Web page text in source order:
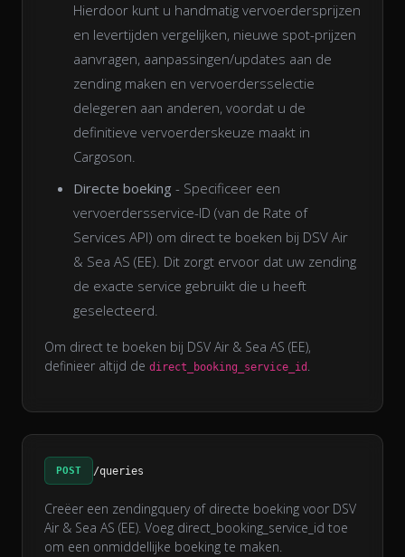
Hierdoor kunt u handmatig vervoerdersprijzen
en levertijden vergelijken, nieuwe spot-prijzen
aanvragen, aanpassingen/updates aan de
zending maken en vervoerdersselectie
delegeren aan anderen, voordat u de
definitieve vervoerderskeuze maakt in
Cargoson.
Directe boeking - Specificeer een
vervoerdersservice-ID (van de Rate of
Services API) om direct te boeken bij DSV Air
& Sea AS (EE). Dit zorgt ervoor dat uw zending
de exacte service gebruikt die u heeft
geselecteerd.
Om direct te boeken bij DSV Air & Sea AS (EE),
definieer altijd de direct_booking_service_id .
POST /queries
Creëer een zendingquery of directe boeking voor DSV
Air & Sea AS (EE). Voeg direct_booking_service_id toe
om een onmiddellijke boeking te maken.